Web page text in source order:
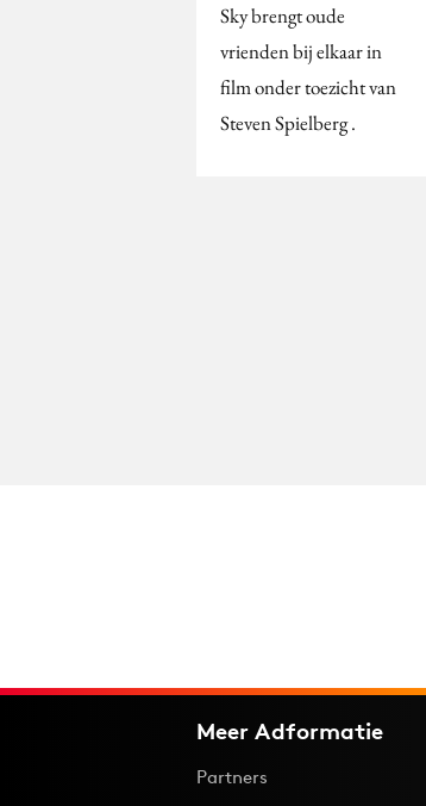
Sky brengt oude
vrienden bij elkaar in
film onder toezicht van
Steven Spielberg .
Meer Adformatie
Partners